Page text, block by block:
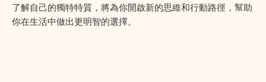
了解自己的獨特特質，將為你開啟新的思維和行動路徑，幫助
你在生活中做出更明智的選擇。